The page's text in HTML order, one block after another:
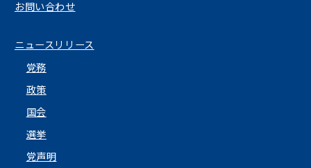
お問い合わせ
ニュースリリース
党務
政策
国会
選挙
党声明